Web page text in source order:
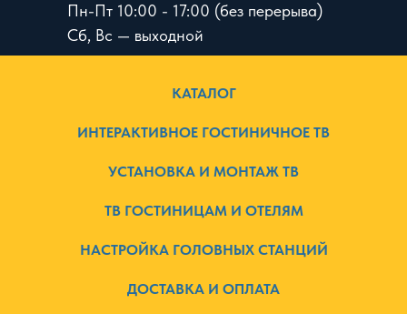
Пн-Пт 10:00 - 17:00 (без перерыва)
Сб, Вс — выходной
КАТАЛОГ
ИНТЕРАКТИВНОЕ ГОСТИНИЧНОЕ ТВ
УСТАНОВКА И МОНТАЖ ТВ
ТВ ГОСТИНИЦАМ И ОТЕЛЯМ
НАСТРОЙКА ГОЛОВНЫХ СТАНЦИЙ
ДОСТАВКА И ОПЛАТА